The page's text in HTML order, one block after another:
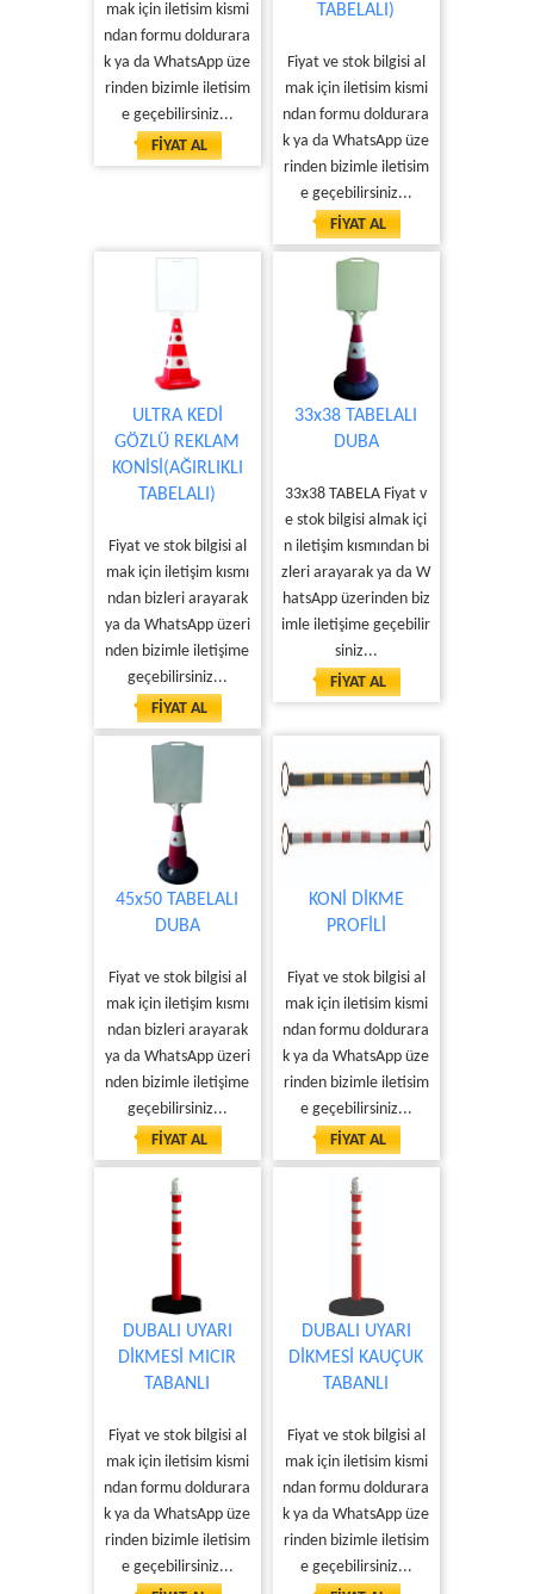
mak için iletisim kismi
ndan formu doldurara
k ya da WhatsApp üze
rinden bizimle iletisim
e geçebilirsiniz...
FİYAT AL
TABELALI)
Fiyat ve stok bilgisi al
mak için iletisim kismi
ndan formu doldurara
k ya da WhatsApp üze
rinden bizimle iletisim
e geçebilirsiniz...
FİYAT AL
ULTRA KEDİ
GÖZLÜ REKLAM
KONİSİ(AĞIRLIKLI
TABELALI)
Fiyat ve stok bilgisi al
mak için iletişim kısmı
ndan bizleri arayarak
ya da WhatsApp üzeri
nden bizimle iletişime
geçebilirsiniz...
FİYAT AL
33x38 TABELALI
DUBA
33x38 TABELA Fiyat v
e stok bilgisi almak içi
n iletişim kısmından bi
zleri arayarak ya da W
hatsApp üzerinden biz
imle iletişime geçebilir
siniz...
FİYAT AL
45x50 TABELALI
DUBA
Fiyat ve stok bilgisi al
mak için iletişim kısmı
ndan bizleri arayarak
ya da WhatsApp üzeri
nden bizimle iletişime
geçebilirsiniz...
FİYAT AL
KONİ DİKME
PROFİLİ
Fiyat ve stok bilgisi al
mak için iletisim kismi
ndan formu doldurara
k ya da WhatsApp üze
rinden bizimle iletisim
e geçebilirsiniz...
FİYAT AL
DUBALI UYARI
DİKMESİ MICIR
TABANLI
Fiyat ve stok bilgisi al
mak için iletisim kismi
ndan formu doldurara
k ya da WhatsApp üze
rinden bizimle iletisim
e geçebilirsiniz...
DUBALI UYARI
DİKMESİ KAUÇUK
TABANLI
Fiyat ve stok bilgisi al
mak için iletisim kismi
ndan formu doldurara
k ya da WhatsApp üze
rinden bizimle iletisim
e geçebilirsiniz...